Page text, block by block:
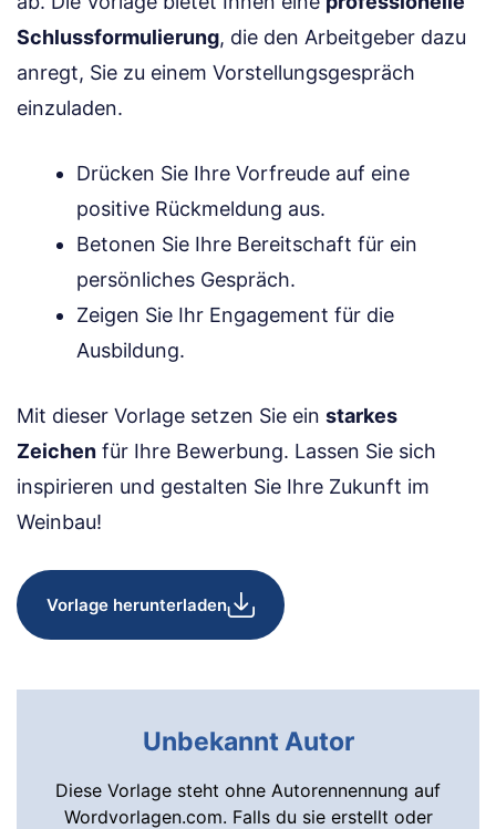
Schlussformulierung, die den Arbeitgeber dazu
anregt, Sie zu einem Vorstellungsgespräch
einzuladen.
Drücken Sie Ihre Vorfreude auf eine
positive Rückmeldung aus.
Betonen Sie Ihre Bereitschaft für ein
persönliches Gespräch.
Zeigen Sie Ihr Engagement für die
Ausbildung.
Mit dieser Vorlage setzen Sie ein starkes
Zeichen für Ihre Bewerbung. Lassen Sie sich
inspirieren und gestalten Sie Ihre Zukunft im
Weinbau!
Vorlage herunterladen
Unbekannt Autor
Diese Vorlage steht ohne Autorennennung auf
Wordvorlagen.com. Falls du sie erstellt oder